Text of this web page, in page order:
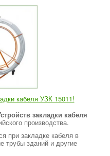
кабеля УЗК 15011!
закладки кабеля
производства.
при закладке кабеля в
трубы зданий и другие